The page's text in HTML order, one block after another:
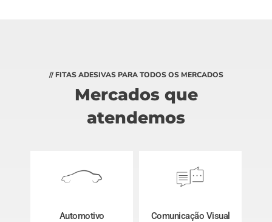
// FITAS ADESIVAS PARA TODOS OS MERCADOS
Mercados que
atendemos
Automotivo Comunicação Visual